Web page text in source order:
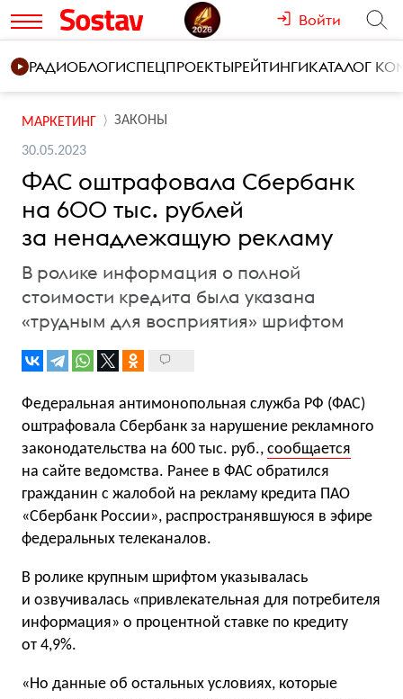
Войти
РАДИОБЛОГИСПЕЦПРОЕКТЫРЕЙТИНГИКАТАЛОГ
МАРКЕТИНГ ЗАКОНЫ
30.05.2023
ФАС оштрафовала Сбербанк
на 600 тыс. рублей
за ненадлежащую рекламу
В ролике информация о полной
стоимости кредита была указана
«трудным для восприятия» шрифтом
Федеральная антимонопольная служба РФ (ФАС)
оштрафовала Сбербанк за нарушение рекламного
законодательства на 600 тыс. руб., сообщается
на сайте ведомства. Ранее в ФАС обратился
гражданин с жалобой на рекламу кредита ПАО
«Сбербанк России», распространявшуюся в эфире
федеральных телеканалов.
В ролике крупным шрифтом указывалась
и озвучивалась «привлекательная для потребителя
информация» о процентной ставке по кредиту
от 4,9%.
«Но данные об остальных условиях, которые